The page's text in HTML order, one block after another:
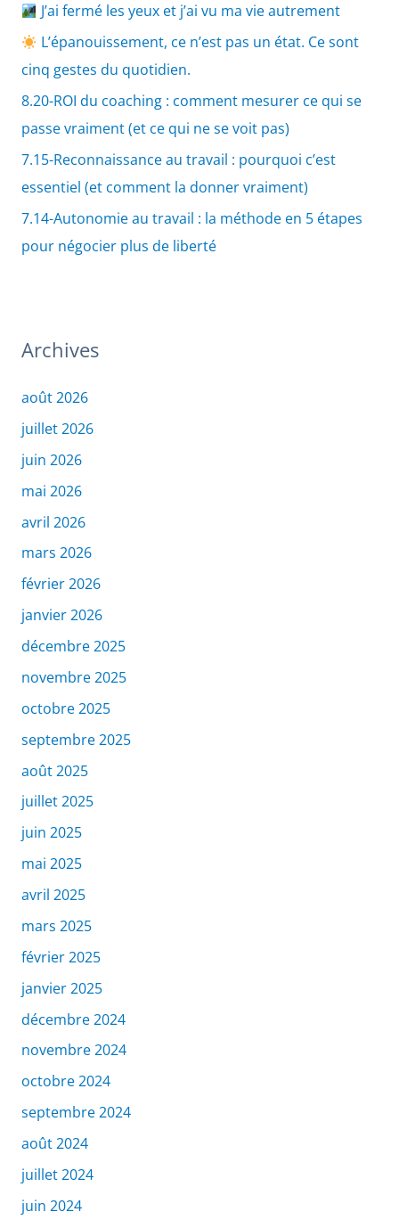
J’ai fermé les yeux et j’ai vu ma vie autrement
L’épanouissement, ce n’est pas un état. Ce sont
cinq gestes du quotidien.
8.20-ROI du coaching : comment mesurer ce qui se
passe vraiment (et ce qui ne se voit pas)
7.15-Reconnaissance au travail : pourquoi c’est
essentiel (et comment la donner vraiment)
7.14-Autonomie au travail : la méthode en 5 étapes
pour négocier plus de liberté
Archives
août 2026
juillet 2026
juin 2026
mai 2026
avril 2026
mars 2026
février 2026
janvier 2026
décembre 2025
novembre 2025
octobre 2025
septembre 2025
août 2025
juillet 2025
juin 2025
mai 2025
avril 2025
mars 2025
février 2025
janvier 2025
décembre 2024
novembre 2024
octobre 2024
septembre 2024
août 2024
juillet 2024
juin 2024